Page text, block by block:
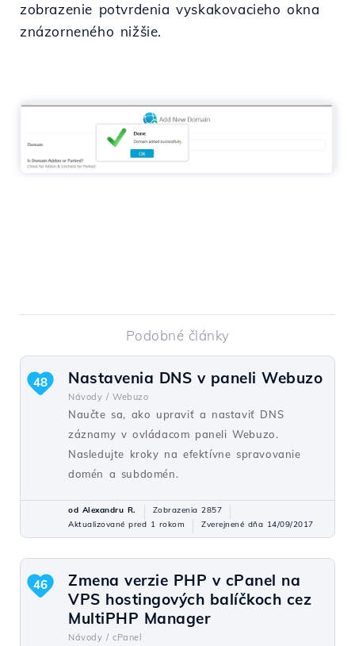
zobrazenie potvrdenia vyskakovacieho okna
znázorneného nižšie.
Podobné články
Nastavenia DNS v paneli Webuzo
Návody / Webuzo
Naučte sa, ako upraviť a nastaviť DNS
záznamy v ovládacom paneli Webuzo.
Nasledujte kroky na efektívne spravovanie
domén a subdomén.
48
od Alexandru R.
Zobrazenia 2857
Aktualizované pred 1 rokom
Zverejnené dňa 14/09/2017
Zmena verzie PHP v cPanel na
VPS hostingových balíčkoch cez
MultiPHP Manager
Návody / cPanel
46